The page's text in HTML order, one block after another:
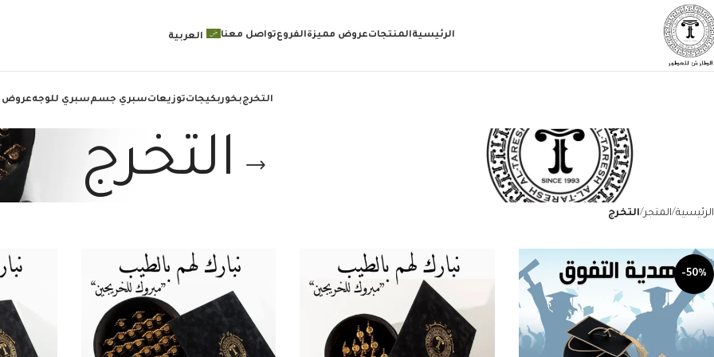
الرئيسيةالمنتجاتعروض مميزةالفروعتواصل معنا العربية
التخرجبخوربكيجاتتوزيعاتسبري جسمسبري للوجهعروض
التخرج
الرئيسية المتجر التخرج
-50%